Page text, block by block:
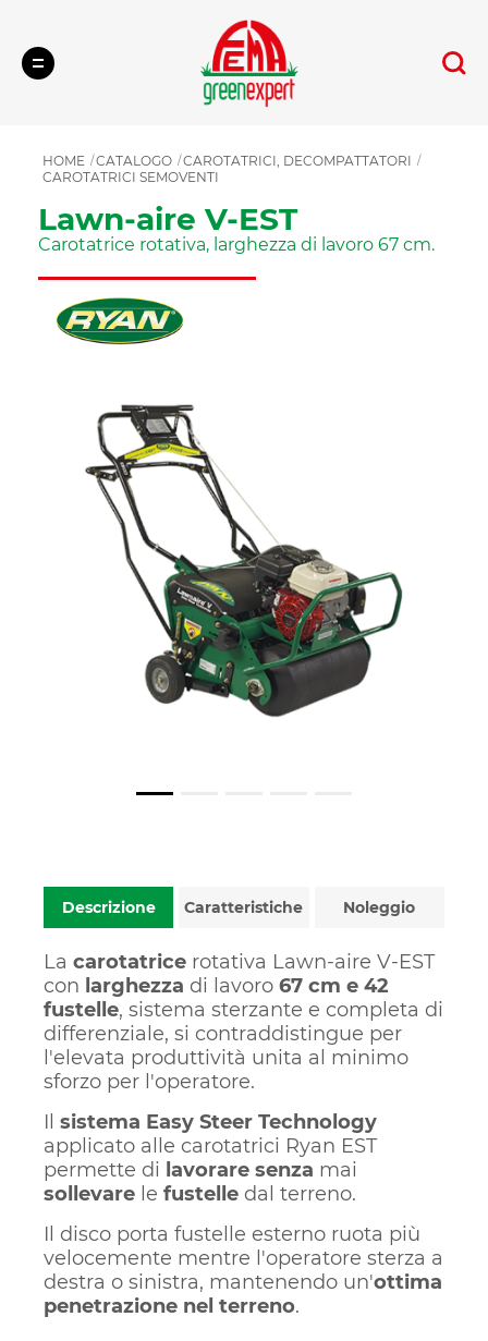
Cerca
HOME CATALOGO
CAROTATRICI, DECOMPATTATORI
CAROTATRICI SEMOVENTI
Lawn-aire V-EST
Carotatrice rotativa, larghezza di lavoro 67 cm.
Descrizione Caratteristiche Noleggio
La carotatrice rotativa Lawn-aire V-EST
con larghezza di lavoro 67 cm e 42
fustelle, sistema sterzante e completa di
differenziale, si contraddistingue per
l'elevata produttività unita al minimo
sforzo per l'operatore.
Il sistema Easy Steer Technology
applicato alle carotatrici Ryan EST
permette di lavorare senza mai
sollevare le fustelle dal terreno.
Il disco porta fustelle esterno ruota più
velocemente mentre l'operatore sterza a
destra o sinistra, mantenendo un'ottima
penetrazione nel terreno.